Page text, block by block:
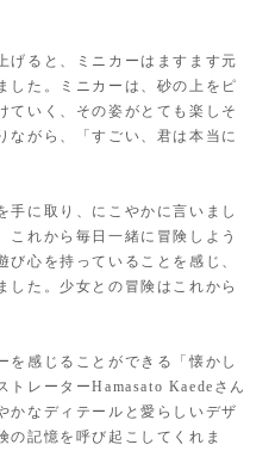
げると、ミニカーはますます元
した。ミニカーは、砂の上をピ
ていく、その姿がとても楽しそ
ながら、「すごい、君は本当に
手に取り、にこやかに言いまし
これから毎日一緒に冒険しよう
心を持っていることを感じ、
した。少女との冒険はこれから
を感じることができる「懐かし
レーターHamasato Kaedeさん
かなディテールと愛らしいデザ
の記憶を呼び起こしてくれま